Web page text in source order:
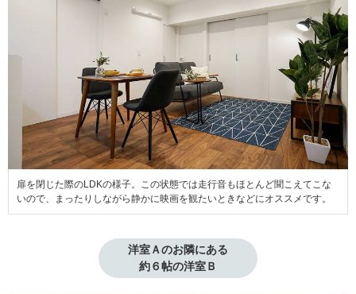
扉を閉じた際のLDKの様子。この状態では走行音もほとんど聞こえてこな
いので、まったりしながら静かに映画を観たいときなどにオススメです。
洋室Ａのお隣にある
約６帖の洋室Ｂ